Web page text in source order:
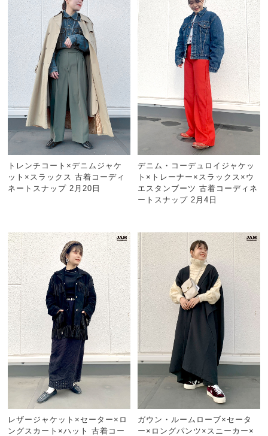
トレンチコート×デニムジャケ
ット×スラックス 古着コーディ
ネートスナップ 2月20日
デニム・コーデュロイジャケッ
ト×トレーナー×スラックス×ウ
エスタンブーツ 古着コーディネ
ートスナップ 2月4日
レザージャケット×セーター×ロ
ングスカート×ハット 古着コー
ガウン・ルームローブ×セータ
ー×ロングパンツ×スニーカー×